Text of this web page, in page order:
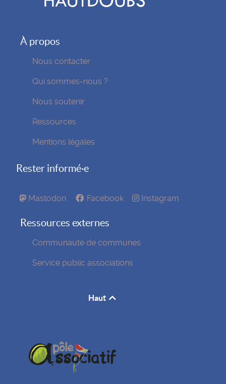
À propos
Nous contacter
Qui sommes-nous ?
Nous soutenir
Ressources
Mentions légales
Rester informé·e
Mastodon Facebook Instagram
Ressources externes
Communauté de communes
Service public associations
Haut